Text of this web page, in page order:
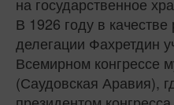
В 1926 году в качестве
делегации Фахретдин
Всемирном конгрессе
(Саудовская Аравия),